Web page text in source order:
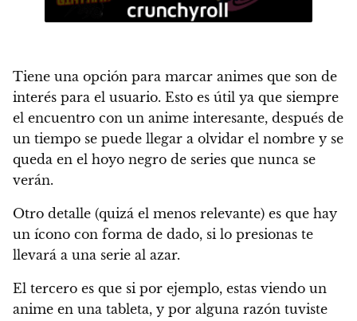
Tiene una opción para marcar animes que son de
interés para el usuario. Esto es útil ya que siempre
el encuentro con un anime interesante, después de
un tiempo se puede llegar a olvidar el nombre y se
queda en el hoyo negro de series que nunca se
verán.
Otro detalle (quizá el menos relevante) es que hay
un ícono con forma de dado, si lo presionas te
llevará a una serie al azar.
El tercero es que si por ejemplo, estas viendo un
anime en una tableta, y por alguna razón tuviste